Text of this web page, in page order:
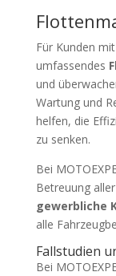
Für Kunden
umfassendes
und
Wartung und
helfen, die
zu senken.
Bei
Betreuung
gewerbliche
alle
Fallstudien
Bei